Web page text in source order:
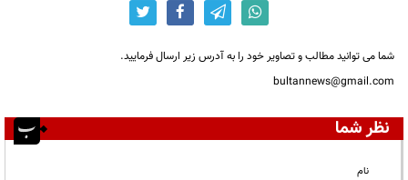
شما می توانید مطالب و تصاویر خود را به آدرس زیر ارسال فرمایید.
bultannews@gmail.com
نظر شما
نام